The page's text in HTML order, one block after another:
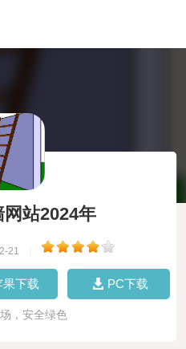
站2024年
21
果下载 PC下载
，安全绿色